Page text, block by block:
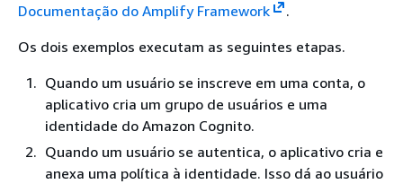
Documentação do Amplify Framework
.
Os dois exemplos executam as seguintes etapas.
Quando um usuário se inscreve em uma conta, o
aplicativo cria um grupo de usuários e uma
identidade do Amazon Cognito.
Quando um usuário se autentica, o aplicativo cria e
anexa uma política à identidade. Isso dá ao usuário